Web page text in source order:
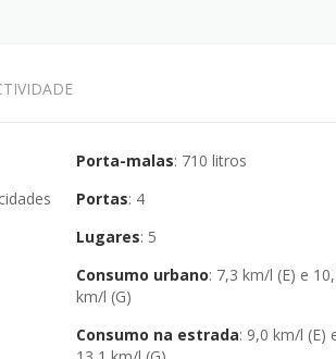
Porta-malas : 710 litros
Portas : 4
Lugares : 5
Consumo urbano: 7,3 km/l (E) e 10,7
km/l (G)
Consumo na estrada: 9,0 km/l (E) e